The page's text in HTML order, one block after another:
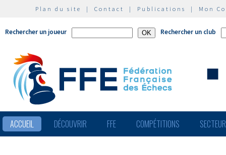
Plan du site | Contact | Publications | Mon
Rechercher un joueur Rechercher un club
ACCUEIL DÉCOUVRIR FFE COMPÉTITIONS